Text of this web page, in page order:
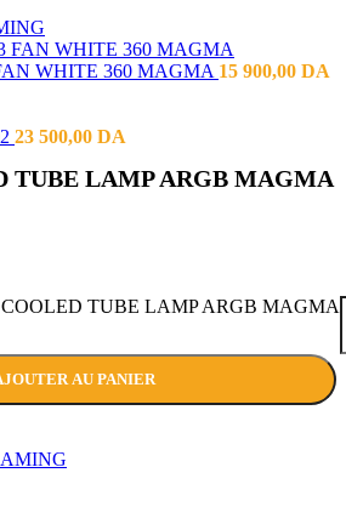
WHITE 360 MAGMA 15 900,00 DA
23 500,00 DA
TUBE LAMP ARGB MAGMA
COOLED TUBE LAMP ARGB MAGMA
AU PANIER